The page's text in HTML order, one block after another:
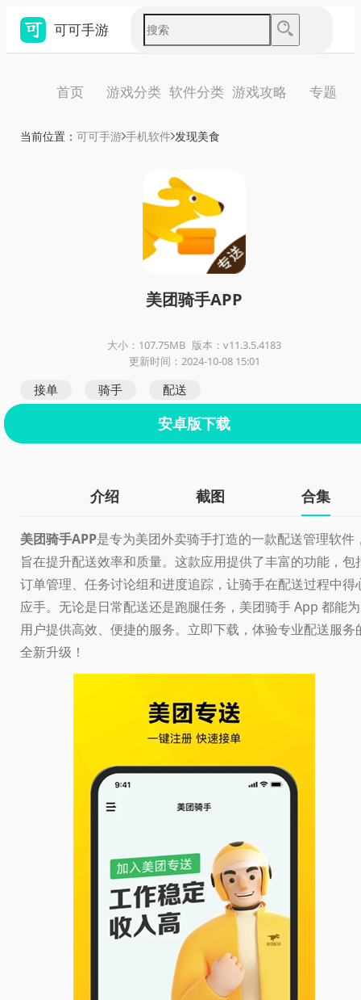
可可手游
首页 游戏分类 软件分类 游戏攻略 专题
当前位置： 可可手游 手机软件 发现美食
美团骑手APP
大小：107.75MB 版本：v11.3.5.4183
更新时间：2024-10-08 15:01
接单 骑手 配送
安卓版下载
介绍 截图 合集
美团骑手APP是专为美团外卖骑手打造的一款配送管理软件
旨在提升配送效率和质量。这款应用提供了丰富的功能，包
订单管理、任务讨论组和进度追踪，让骑手在配送过程中得
应手。无论是日常配送还是跑腿任务，美团骑手 App 都能为
用户提供高效、便捷的服务。立即下载，体验专业配送服务
全新升级！